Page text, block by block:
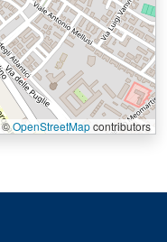
©OpenStreetMapcontributors